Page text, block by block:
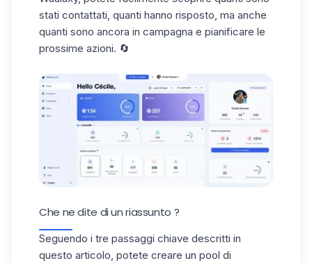
stati contattati, quanti hanno risposto, ma anche
quanti sono ancora in campagna e pianificare le
prossime azioni. 🔄
Che ne dite di un riassunto ?
Seguendo i tre passaggi chiave descritti in
questo articolo, potete creare un pool di